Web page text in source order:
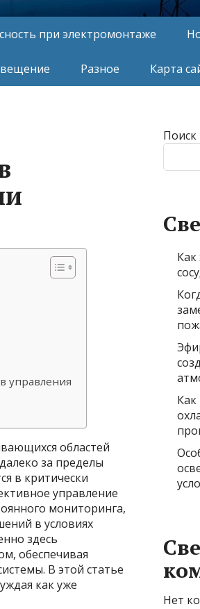
при электромонтаже
Разное Карта
управления
областей
за пределы
в критически
управление
мониторинга,
в условиях
здесь
обеспечивая
В этой статье
как уже
Поиск
Нет